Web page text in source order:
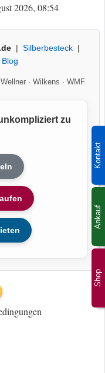
Shop
Kontakt
Ankauf
2026, 08:54
| Silberbesteck|
Wellner· Wilkens · WMF
zu